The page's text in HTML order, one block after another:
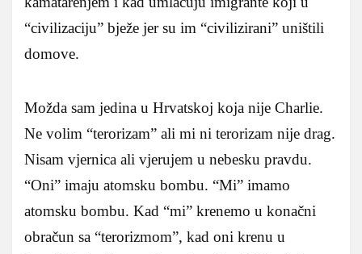
“civilizaciju” bježe jer su im “civilizirani” uništili
domove.
Možda sam jedina u Hrvatskoj koja nije Charlie.
Ne volim “terorizam” ali mi ni terorizam nije drag.
Nisam vjernica ali vjerujem u nebesku pravdu.
“Oni” imaju atomsku bombu. “Mi” imamo
atomsku bombu. Kad “mi” krenemo u konačni
obračun sa “terorizmom”, kad oni krenu u